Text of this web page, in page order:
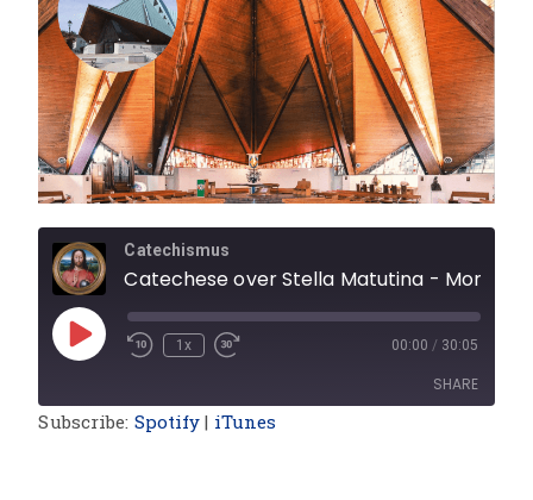
Catechismus
1x 00:00 / 30:05
SHARE
Subscribe: Spotify | iTunes